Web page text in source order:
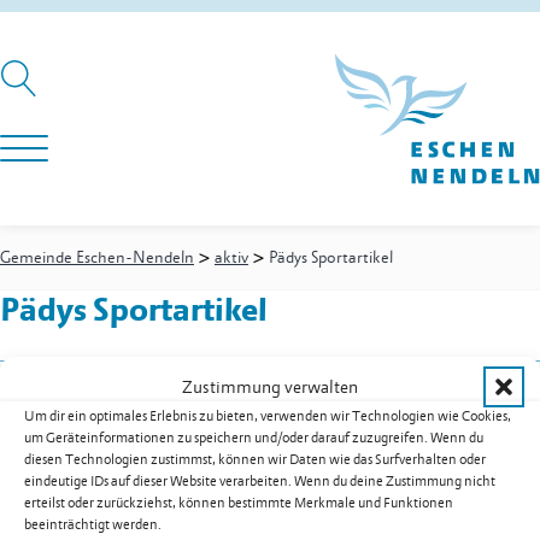
Zustimmung verwalten
Um dir ein optimales Erlebnis zu bieten, verwenden wir Technologien wie Cookies,
um Geräteinformationen zu speichern und/oder darauf zuzugreifen. Wenn du
diesen Technologien zustimmst, können wir Daten wie das Surfverhalten oder
eindeutige IDs auf dieser Website verarbeiten. Wenn du deine Zustimmung nicht
erteilst oder zurückziehst, können bestimmte Merkmale und Funktionen
beeinträchtigt werden.
Gemeinde Eschen-Nendeln > aktiv > Pädys Sportartikel
Pädys Sportartikel
Nordic, Bike, Sport
Sägastrasse 36
9485Nendeln
Festnetz+423 370 13 31
Mobil+41 79 870 07 07